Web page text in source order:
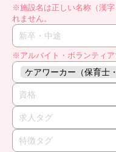
※施設名は正しい名称（漢
れません。
新卒・中途
※アルバイト・ボランティア
ケアワーカー（保育士
資格
求人タグ
特徴タグ